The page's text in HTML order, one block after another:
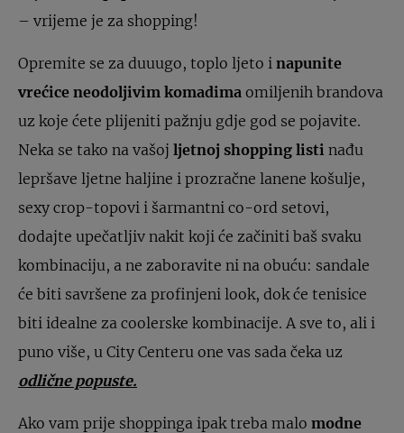
– vrijeme je za shopping!
Opremite se za duuugo, toplo ljeto i napunite
vrećice neodoljivim komadima omiljenih brandova
uz koje ćete plijeniti pažnju gdje god se pojavite.
Neka se tako na vašoj ljetnoj shopping listi nađu
lepršave ljetne haljine i prozračne lanene košulje,
sexy crop-topovi i šarmantni co-ord setovi,
dodajte upečatljiv nakit koji će začiniti baš svaku
kombinaciju, a ne zaboravite ni na obuću: sandale
će biti savršene za profinjeni look, dok će tenisice
biti idealne za coolerske kombinacije. A sve to, ali i
puno više, u City Centeru one vas sada čeka uz
odlične popuste.
Ako vam prije shoppinga ipak treba malo modne